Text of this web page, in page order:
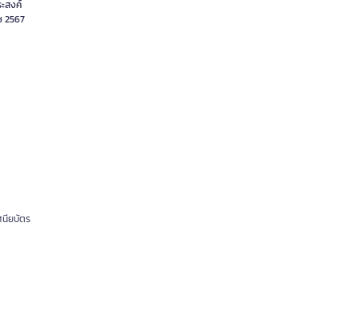
สงค์
2567
นียบัตร